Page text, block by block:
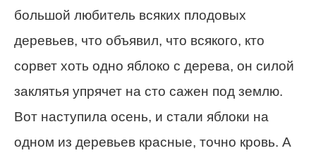
большой любитель всяких плодовых
деревьев, что объявил, что всякого, кто
сорвет хоть одно яблоко с дерева, он силой
заклятья упрячет на сто сажен под землю.
Вот наступила осень, и стали яблоки на
одном из деревьев красные, точно кровь. А